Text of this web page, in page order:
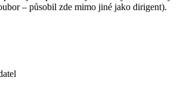
– působil zde mimo jiné jako dirigent).